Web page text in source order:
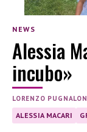
NEWS
Alessia
incubo»
LORENZO
ALESSIA MACARI